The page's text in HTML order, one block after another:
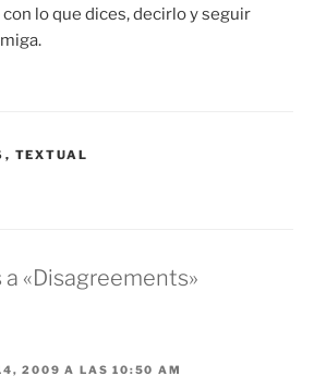
lo que dices, decirlo y seguir
, TEXTUAL
«Disagreements»
2009 A LAS 10:50 AM